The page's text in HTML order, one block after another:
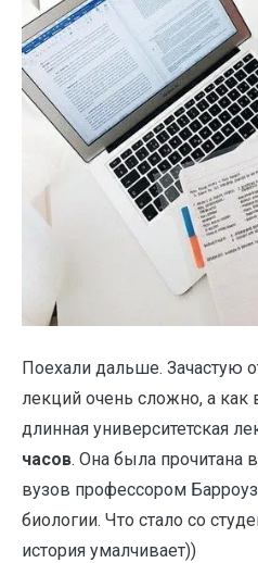
Поехали дальше. Зачастую
лекций очень сложно, а как
длинная университетская
часов. Она была прочитана
вузов профессором
биологии. Что стало со
история умалчивает))